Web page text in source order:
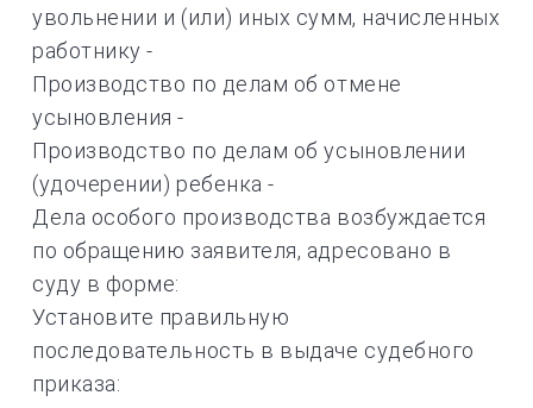
увольнении и (или) иных сумм, начисленных
работнику -
Производство по делам об отмене
усыновления -
Производство по делам об усыновлении
(удочерении) ребенка -
Дела особого производства возбуждается
по обращению заявителя, адресовано в
суду в форме:
Установите правильную
последовательность в выдаче судебного
приказа: